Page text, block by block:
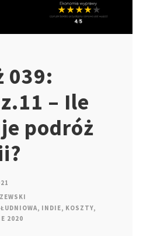
039:
– Ile
podróż
, INDIE, KOSZTY,
2020